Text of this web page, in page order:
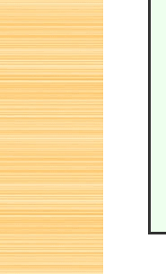
次の一手問題・14